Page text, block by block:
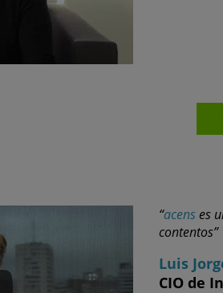
“acenses
contentos”
Luis
CIO de